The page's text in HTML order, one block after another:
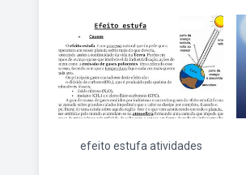
efeito estufa atividades